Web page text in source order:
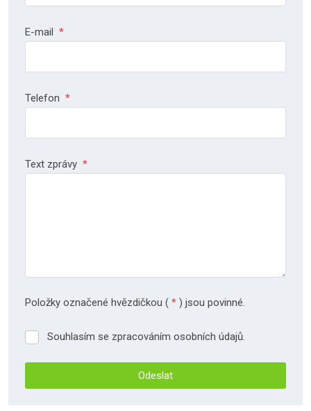
E-mail *
Telefon *
Text zprávy *
Položky označené hvězdičkou ( * ) jsou povinné.
Souhlasím
zpracováním
Souhlasím se zpracováním osobních údajů.
Odeslat